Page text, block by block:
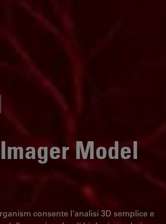
Model
consente l'analisi 3D semplice e